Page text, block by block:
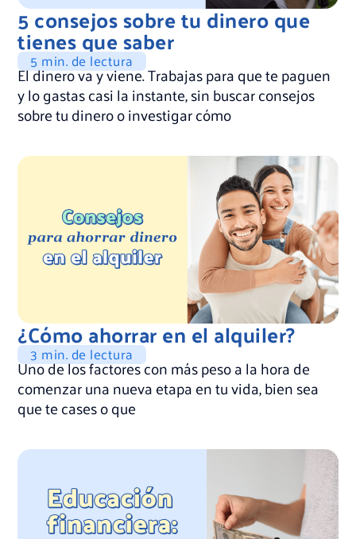
5 consejos sobre tu dinero que
tienes que saber
5 min. de lectura
El dinero va y viene. Trabajas para que te paguen
y lo gastas casi la instante, sin buscar consejos
sobre tu dinero o investigar cómo
¿Cómo ahorrar en el alquiler?
3 min. de lectura
Uno de los factores con más peso a la hora de
comenzar una nueva etapa en tu vida, bien sea
que te cases o que